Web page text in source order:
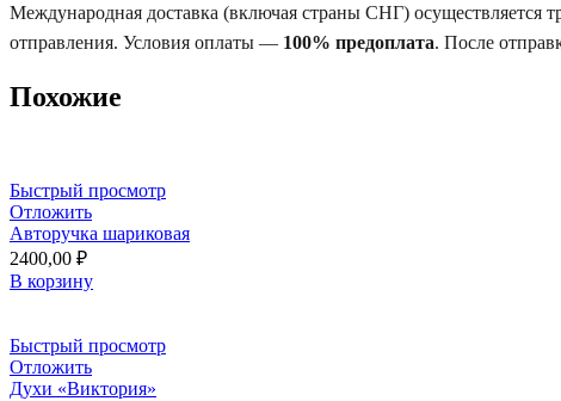
Международная доставка (включая страны СНГ) осуществляется
отправления. Условия оплаты — 100% предоплата. После
Похожие
Быстрый просмотр
Отложить
Авторучка шариковая
2400,00 ₽
В корзину
Быстрый просмотр
Отложить
Духи «Виктория»